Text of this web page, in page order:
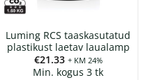
Luming RCS taaskasutatud
plastikust laetav laualamp
€21.33 + KM 24%
Min. kogus 3 tk